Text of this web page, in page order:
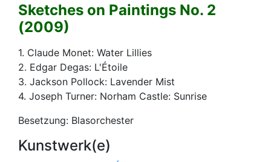
Sketches on Paintings No. 2
(2009)
1. Claude Monet: Water Lillies
2. Edgar Degas: L'Étoile
3. Jackson Pollock: Lavender Mist
4. Joseph Turner: Norham Castle: Sunrise
Besetzung: Blasorchester
Kunstwerk(e)